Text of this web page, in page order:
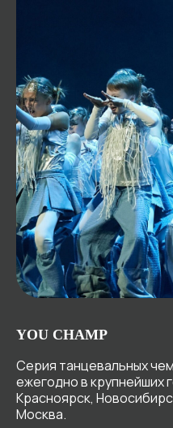
YOU CHAMP
Серия танцевальных
ежегодно в крупнейших
Красноярск,
Москва.